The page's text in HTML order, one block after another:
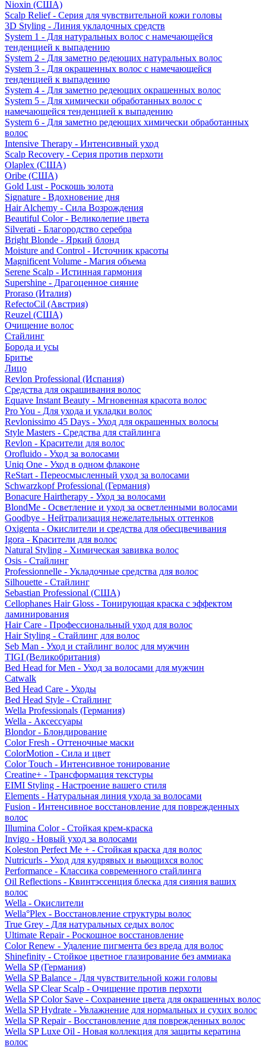
Nioxin (США)
Scalp Relief - Серия для чувствительной кожи головы
3D Styling - Линия укладочных средств
System 1 - Для натуральных волос с намечающейся
тенденцией к выпадению
System 2 - Для заметно редеющих натуральных волос
System 3 - Для окрашенных волос с намечающейся
тенденцией к выпадению
System 4 - Для заметно редеющих окрашенных волос
System 5 - Для химически обработанных волос с
намечающейся тенденцией к выпадению
System 6 - Для заметно редеющих химически обработанных
волос
Intensive Therapy - Интенсивный уход
Scalp Recovery - Серия против перхоти
Olaplex (США)
Oribe (США)
Gold Lust - Роскошь золота
Signature - Вдохновение дня
Hair Alchemy - Сила Возрождения
Beautiful Color - Великолепие цвета
Silverati - Благородство серебра
Bright Blonde - Яркий блонд
Moisture and Control - Источник красоты
Magnificent Volume - Магия объема
Serene Scalp - Истинная гармония
Supershine - Драгоценное сияние
Proraso (Италия)
RefectoCil (Австрия)
Reuzel (США)
Очищение волос
Стайлинг
Борода и усы
Бритье
Лицо
Revlon Professional (Испания)
Средства для окрашивания волос
Equave Instant Beauty - Мгновенная красота волос
Pro You - Для ухода и укладки волос
Revlonissimo 45 Days - Уход для окрашенных волосы
Style Masters - Средства для стайлинга
Revlon - Красители для волос
Orofluido - Уход за волосами
Uniq One - Уход в одном флаконе
ReStart - Переосмысленный уход за волосами
Schwarzkopf Professional (Германия)
Bonacure Hairtherapy - Уход за волосами
BlondMe - Осветление и уход за осветленными волосами
Goodbye - Нейтрализация нежелательных оттенков
Oxigenta - Окислители и средства для обесцвечивания
Igora - Красители для волос
Natural Styling - Химическая завивка волос
Osis - Стайлинг
Professionnelle - Укладочные средства для волос
Silhouette - Стайлинг
Sebastian Professional (США)
Cellophanes Hair Gloss - Тонирующая краска с эффектом
ламинирования
Hair Care - Профессиональный уход для волос
Hair Styling - Стайлинг для волос
Seb Man - Уход и стайлинг волос для мужчин
TIGI (Великобритания)
Bed Head for Men - Уход за волосами для мужчин
Catwalk
Bed Head Care - Уходы
Bed Head Style - Стайлинг
Wella Professionals (Германия)
Wella - Аксессуары
Blondor - Блондирование
Color Fresh - Оттеночные маски
ColorMotion - Сила и цвет
Color Touch - Интенсивное тонирование
Creatine+ - Трансформация текстуры
EIMI Styling - Настроение вашего стиля
Elements - Натуральная линия ухода за волосами
Fusion - Интенсивное восстановление для поврежденных
волос
Illumina Color - Стойкая крем-краска
Invigo - Новый уход за волосами
Koleston Perfect Me + - Стойкая краска для волос
Nutricurls - Уход для кудрявых и вьющихся волос
Performance - Классика современного стайлинга
Oil Reflections - Квинтэссенция блеска для сияния ваших
волос
Wella - Окислители
Wella°Plex - Восстановление структуры волос
True Grey - Для натуральных седых волос
Ultimate Repair - Роскошное восстановление
Color Renew - Удаление пигмента без вреда для волос
Shinefinity - Стойкое цветное глазирование без аммиака
Wella SP (Германия)
Wella SP Balance - Для чувствительной кожи головы
Wella SP Clear Scalp - Очищение против перхоти
Wella SP Color Save - Сохранение цвета для окрашенных волос
Wella SP Hydrate - Увлажнение для нормальных и сухих волос
Wella SP Repair - Восстановление для поврежденных волос
Wella SP Luxe Oil - Новая коллекция для защиты кератина
волос